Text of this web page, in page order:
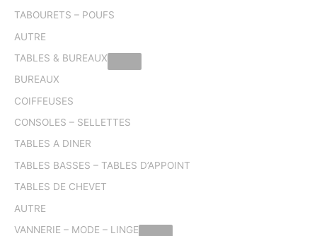
TABOURETS – POUFS
AUTRE
TABLES & BUREAUX
BUREAUX
COIFFEUSES
CONSOLES – SELLETTES
TABLES A DINER
TABLES BASSES – TABLES D’APPOINT
TABLES DE CHEVET
AUTRE
VANNERIE – MODE – LINGE